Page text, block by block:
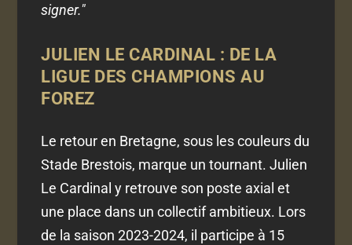
signer."
JULIEN LE CARDINAL : DE LA
LIGUE DES CHAMPIONS AU
FOREZ
Le retour en Bretagne, sous les couleurs du
Stade Brestois, marque un tournant. Julien
Le Cardinal y retrouve son poste axial et
une place dans un collectif ambitieux. Lors
de la saison 2023-2024, il participe à 15